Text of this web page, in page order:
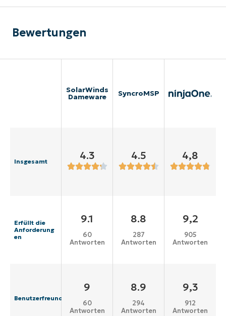
Bewertungen
SolarWinds
Dameware SyncroMSP
Insgesamt 4.3 4.5 4,8
Erfüllt die
Anforderung
en
9.1
60
Antworten
8.8
287
Antworten
9,2
905
Antworten
Benutzerfreundlichkeit
9
60
Antworten
8.9
294
Antworten
9,3
912
Antworten